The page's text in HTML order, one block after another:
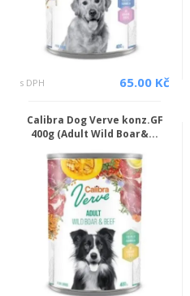
s DPH 65.00 Kč
Calibra Dog Verve konz.GF
400g (Adult Wild Boar&...